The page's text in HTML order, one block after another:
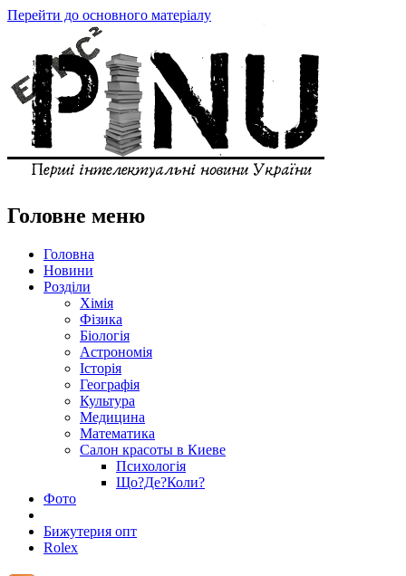
Перейти до основного матеріалу
Головне меню
Головна
Новини
Розділи
Хімія
Фізика
Біологія
Астрономія
Історія
Географія
Культура
Медицина
Математика
Салон красоты в Киеве
Психологія
Що?Де?Коли?
Фото
Бижутерия опт
Rolex